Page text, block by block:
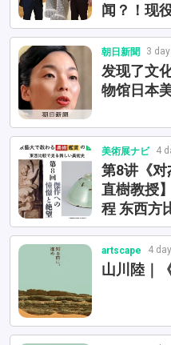
闻？！现
朝日新聞 3
发现了文
物馆日本
美術展ナビ 4
第8讲《
直樹教授
程 东西方
artscape 4
山川陸｜